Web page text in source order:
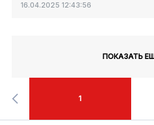
16.04.2025 12:43:56
ПОКАЗАТЬ
1